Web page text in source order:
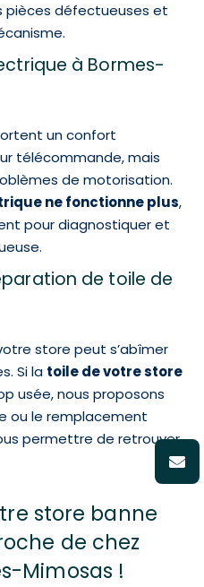
pièces défectueuses et
à Bormes-
un confort
télécommande, mais
de motorisation.
ne fonctionne plus,
pour diagnostiquer et
de toile de
store peut s’abîmer
Si la toile de votre store
usée, nous proposons
ou le remplacement
permettre de retrouver
store banne
de chez
Mimosas !